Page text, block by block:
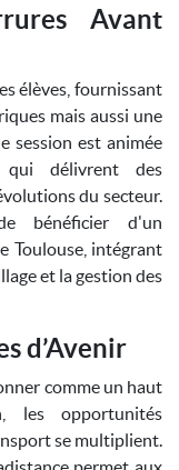
Avant
élèves, fournissant
mais aussi une
session est animée
qui délivrent des
du secteur.
bénéficier d'un
Toulouse, intégrant
et la gestion des
d’Avenir
comme un haut
les opportunités
se multiplient.